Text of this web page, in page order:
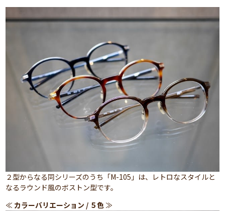
２型からなる同シリーズのうち「M-105」は、レトロなスタイルと
なるラウンド風のボストン型です。
≪ カラーバリエーション / ５色 ≫